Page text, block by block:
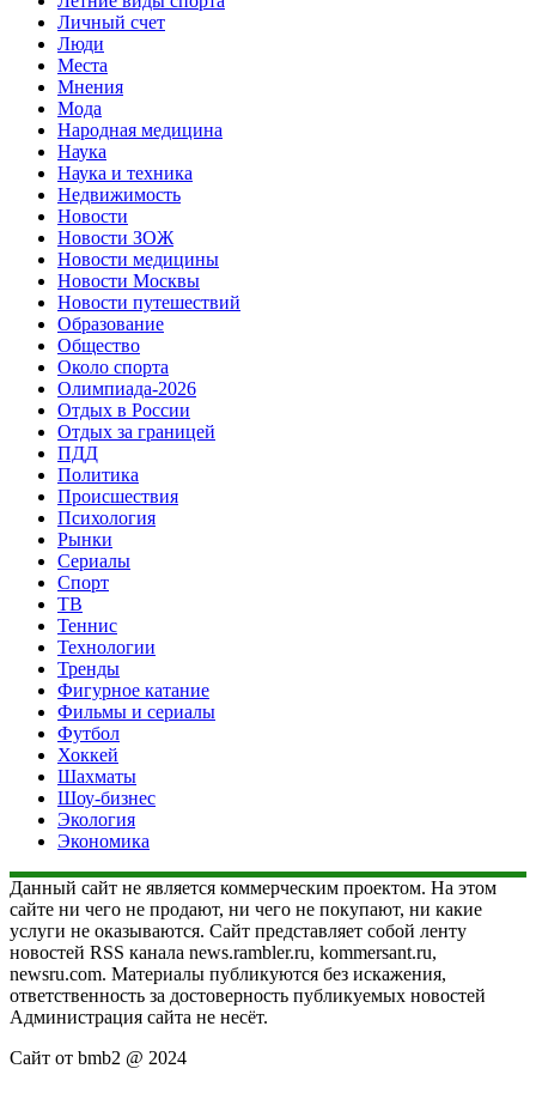
Личный счет
Люди
Места
Мнения
Мода
Народная медицина
Наука
Наука и техника
Недвижимость
Новости
Новости ЗОЖ
Новости медицины
Новости Москвы
Новости путешествий
Образование
Общество
Около спорта
Олимпиада-2026
Отдых в России
Отдых за границей
ПДД
Политика
Происшествия
Психология
Рынки
Сериалы
Спорт
ТВ
Теннис
Технологии
Тренды
Фигурное катание
Фильмы и сериалы
Футбол
Хоккей
Шахматы
Шоу-бизнес
Экология
Экономика
Данный сайт не является коммерческим проектом. На этом
сайте ни чего не продают, ни чего не покупают, ни какие
услуги не оказываются. Сайт представляет собой ленту
новостей RSS канала news.rambler.ru, kommersant.ru,
newsru.com. Материалы публикуются без искажения,
ответственность за достоверность публикуемых новостей
Администрация сайта не несёт.
Сайт от bmb2 @ 2024